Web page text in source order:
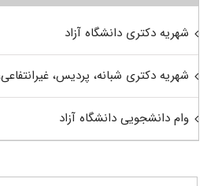
شهریه دکتری دانشگاه آزاد
شهریه دکتری شبانه، پردیس،
وام دانشجویی دانشگاه آزاد